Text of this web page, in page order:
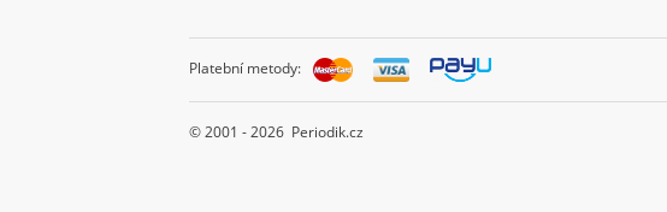
Platební metody:
© 2001 - 2026 Periodik.cz